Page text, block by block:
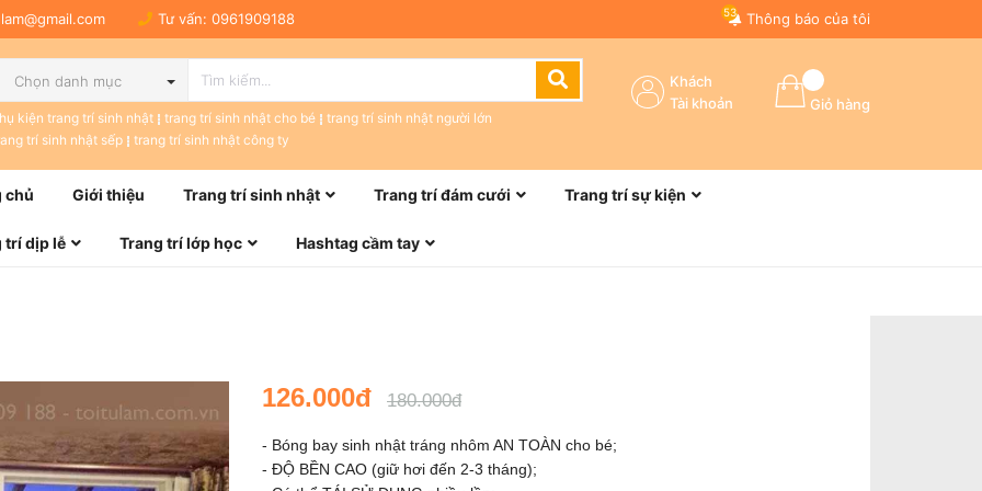
Tư vấn: 0961909188 Thông báo của tôi
53
Chọn danh mục
kiện trang trí sinh nhật trang trí sinh nhật cho bé
trang trí sinh nhật người lớn
trí sinh nhật sếp
trang trí sinh nhật công ty
Giỏ hàng
Khách
Tài khoản
chủ Giới thiệu Trang trí sinh nhật Trang trí đám cưới Trang trí sự kiện
trí dịp lễ Trang trí lớp học Hashtag cầm tay
126.000đ 180.000đ
- Bóng bay sinh nhật tráng nhôm AN TOÀN cho bé;
- ĐỘ BỀN CAO (giữ hơi đến 2-3 tháng);